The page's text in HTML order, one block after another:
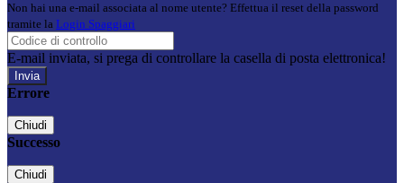
Non hai una e-mail associata al nome utente? Effettua il reset della password
tramite la Login Spaggiari
E-mail inviata, si prega di controllare la casella di posta elettronica!
Errore
Chiudi
Successo
Chiudi